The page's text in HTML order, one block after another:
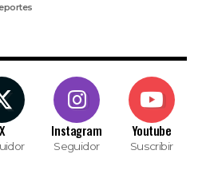
X Instagram
Seguidor
Youtube
Suscribir